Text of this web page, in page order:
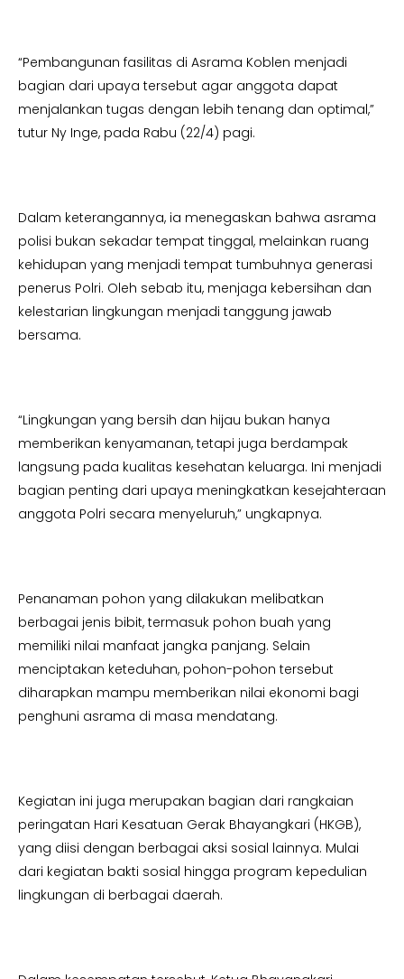
“Pembangunan fasilitas di Asrama Koblen menjadi
bagian dari upaya tersebut agar anggota dapat
menjalankan tugas dengan lebih tenang dan optimal,”
tutur Ny Inge, pada Rabu (22/4) pagi.
Dalam keterangannya, ia menegaskan bahwa asrama
polisi bukan sekadar tempat tinggal, melainkan ruang
kehidupan yang menjadi tempat tumbuhnya generasi
penerus Polri. Oleh sebab itu, menjaga kebersihan dan
kelestarian lingkungan menjadi tanggung jawab
bersama.
“Lingkungan yang bersih dan hijau bukan hanya
memberikan kenyamanan, tetapi juga berdampak
langsung pada kualitas kesehatan keluarga. Ini menjadi
bagian penting dari upaya meningkatkan kesejahteraan
anggota Polri secara menyeluruh,” ungkapnya.
Penanaman pohon yang dilakukan melibatkan
berbagai jenis bibit, termasuk pohon buah yang
memiliki nilai manfaat jangka panjang. Selain
menciptakan keteduhan, pohon-pohon tersebut
diharapkan mampu memberikan nilai ekonomi bagi
penghuni asrama di masa mendatang.
Kegiatan ini juga merupakan bagian dari rangkaian
peringatan Hari Kesatuan Gerak Bhayangkari (HKGB),
yang diisi dengan berbagai aksi sosial lainnya. Mulai
dari kegiatan bakti sosial hingga program kepedulian
lingkungan di berbagai daerah.